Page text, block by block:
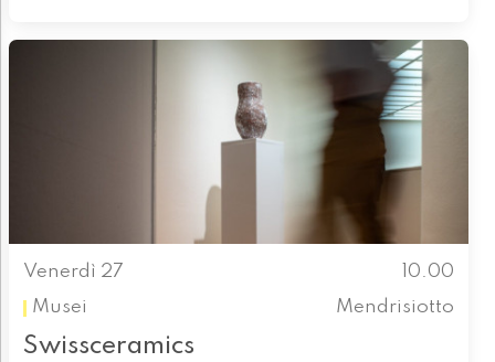
Venerdì 27
10.00
Musei
Mendrisiotto
Swissceramics